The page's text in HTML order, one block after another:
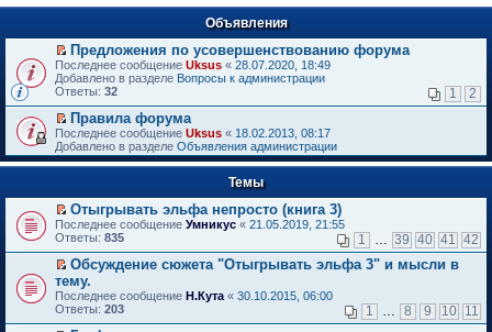
Объявления
П
е
р
й
т
и
к
п
в
о
м
у
н
е
п
р
о
ч
Предложения по усовершенствованию форума
Последнее сообщение Uksus « 28.07.2020, 18:49
Добавлено в разделе Вопросы к администрации
Ответы: 32 1 2
П
е
р
е
т
и
к
п
р
о
м
у
н
Правила форума
Последнее сообщение Uksus « 18.02.2013, 08:17
Добавлено в разделе Объявления администрации
Темы
П
е
е
й
т
и
к
п
Отыгрывать эльфа непросто (книга 3)
Последнее сообщение Умникус « 21.05.2019, 21:55
Ответы: 835 1 39 40 41 42
П
е
р
е
й
Обсуждение сюжета "Отыгрывать эльфа 3" и мысли в
тему.
Последнее сообщение Н.Кута « 30.10.2015, 06:00
Ответы: 203 1 8 9 10 11